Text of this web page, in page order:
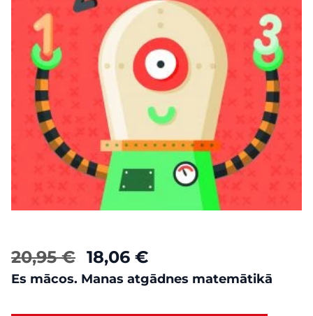
20,95 € 18,06 €
Es mācos. Manas atgādnes matemātikā